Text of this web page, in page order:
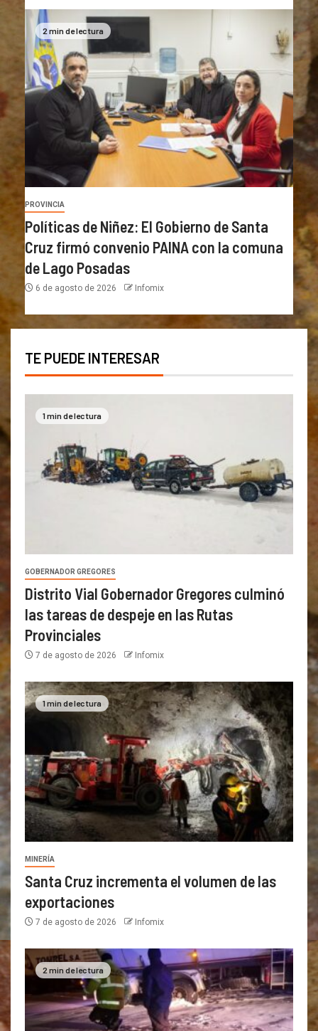
2 min de lectura
PROVINCIA
Políticas de Niñez: El Gobierno de Santa
Cruz firmó convenio PAINA con la comuna
de Lago Posadas
6 de agosto de 2026 Infomix
TE PUEDE INTERESAR
1 min de lectura
GOBERNADOR GREGORES
Distrito Vial Gobernador Gregores culminó
las tareas de despeje en las Rutas
Provinciales
7 de agosto de 2026 Infomix
1 min de lectura
MINERÍA
Santa Cruz incrementa el volumen de las
exportaciones
7 de agosto de 2026 Infomix
2 min de lectura